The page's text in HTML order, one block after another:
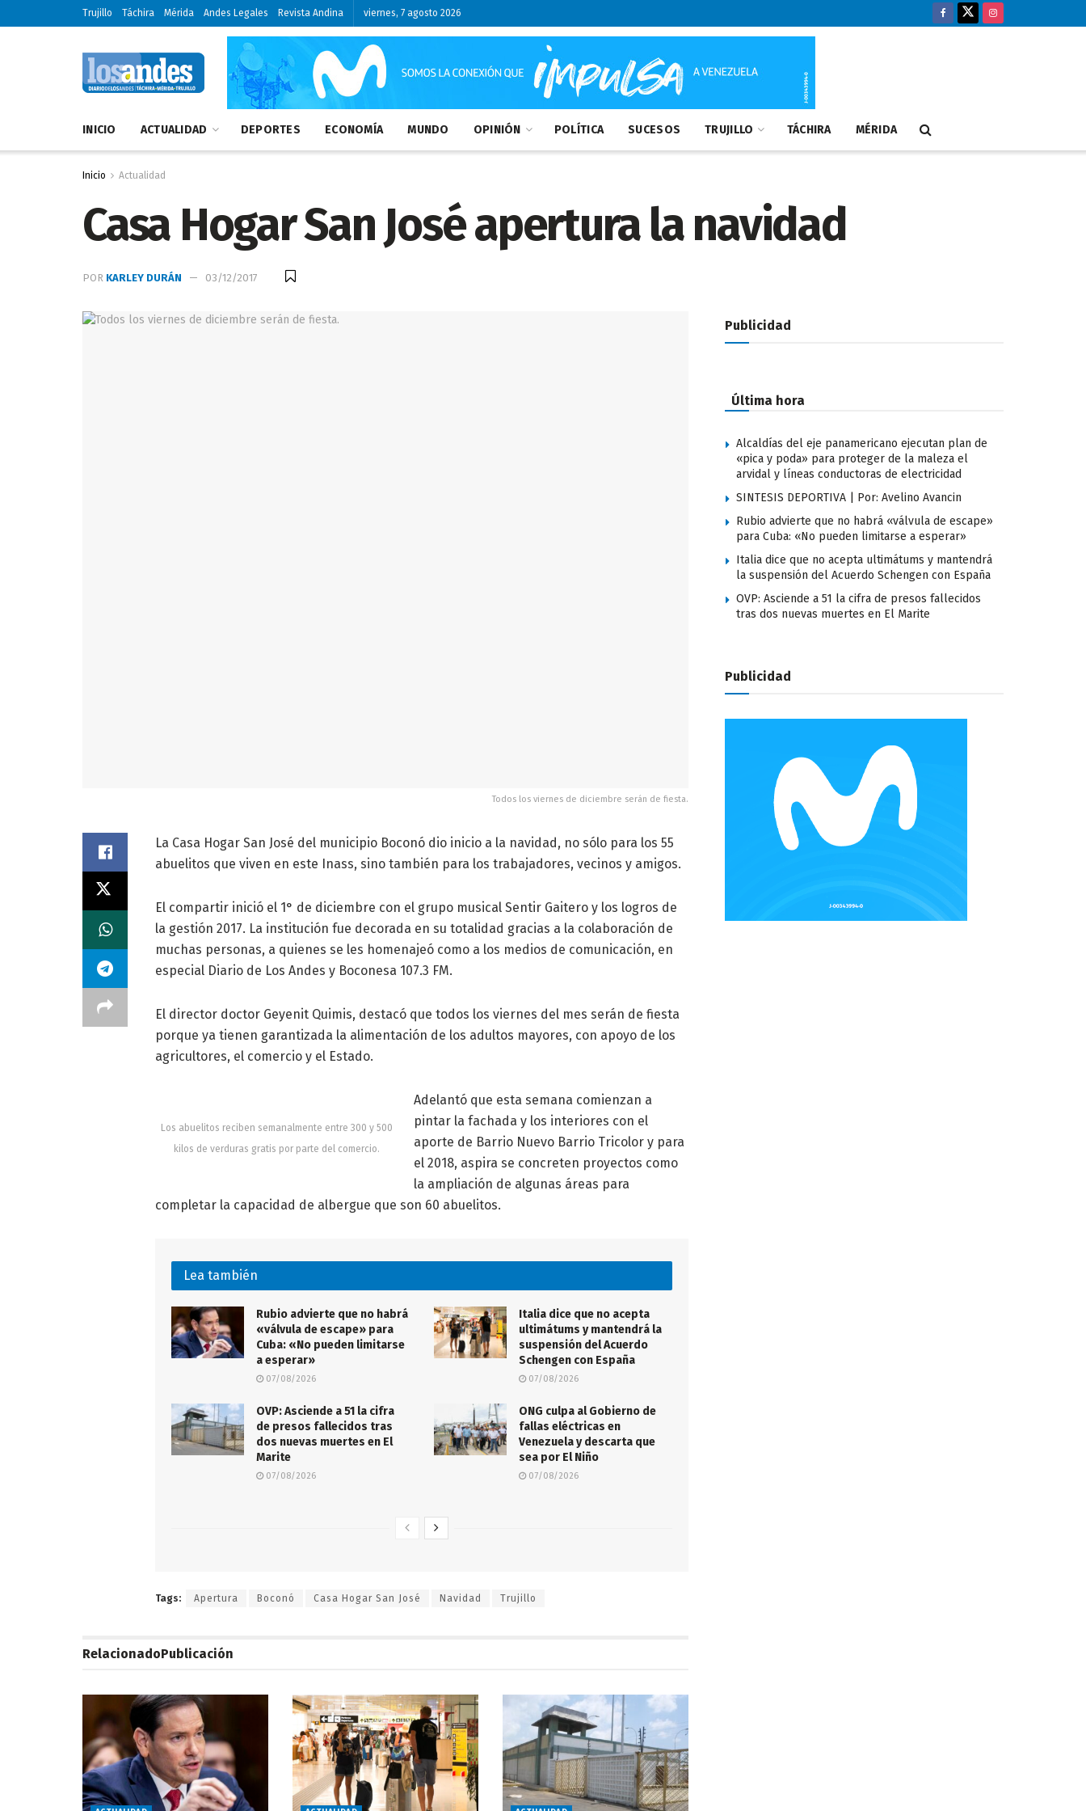
Trujillo Táchira Mérida Andes Legales Revista Andina viernes, 7 agosto 2026
INICIO ACTUALIDAD DEPORTES ECONOMÍA MUNDO OPINIÓN POLÍTICA SUCESOS TRUJILLO TÁCHIRA MÉRIDA
Inicio Actualidad
Casa Hogar San José apertura la navidad
POR KARLEY DURÁN 03/12/2017
Todos los viernes de diciembre serán de fiesta.
La Casa Hogar San José del municipio Boconó dio inicio a la navidad, no sólo para los 55
abuelitos que viven en este Inass, sino también para los trabajadores, vecinos y amigos.
El compartir inició el 1° de diciembre con el grupo musical Sentir Gaitero y los logros de
la gestión 2017. La institución fue decorada en su totalidad gracias a la colaboración de
muchas personas, a quienes se les homenajeó como a los medios de comunicación, en
especial Diario de Los Andes y Boconesa 107.3 FM.
El director doctor Geyenit Quimis, destacó que todos los viernes del mes serán de fiesta
porque ya tienen garantizada la alimentación de los adultos mayores, con apoyo de los
agricultores, el comercio y el Estado.
Los abuelitos reciben semanalmente entre 300 y 500
kilos de verduras gratis por parte del comercio.
Adelantó que esta semana comienzan a
pintar la fachada y los interiores con el
aporte de Barrio Nuevo Barrio Tricolor y para
el 2018, aspira se concreten proyectos como
la ampliación de algunas áreas para
completar la capacidad de albergue que son 60 abuelitos.
Lea también
Rubio advierte que no habrá
«válvula de escape» para
Cuba: «No pueden limitarse
a esperar»
07/08/2026
Italia dice que no acepta
ultimátums y mantendrá la
suspensión del Acuerdo
Schengen con España
07/08/2026
OVP: Asciende a 51 la cifra
de presos fallecidos tras
dos nuevas muertes en El
Marite
07/08/2026
ONG culpa al Gobierno de
fallas eléctricas en
Venezuela y descarta que
sea por El Niño
07/08/2026
Tags: Apertura Boconó Casa Hogar San José Navidad Trujillo
RelacionadoPublicación
Publicidad
Última hora
Alcaldías del eje panamericano ejecutan plan de
«pica y poda» para proteger de la maleza el
arvidal y líneas conductoras de electricidad
SINTESIS DEPORTIVA | Por: Avelino Avancin
Rubio advierte que no habrá «válvula de escape»
para Cuba: «No pueden limitarse a esperar»
Italia dice que no acepta ultimátums y mantendrá
la suspensión del Acuerdo Schengen con España
OVP: Asciende a 51 la cifra de presos fallecidos
tras dos nuevas muertes en El Marite
Publicidad